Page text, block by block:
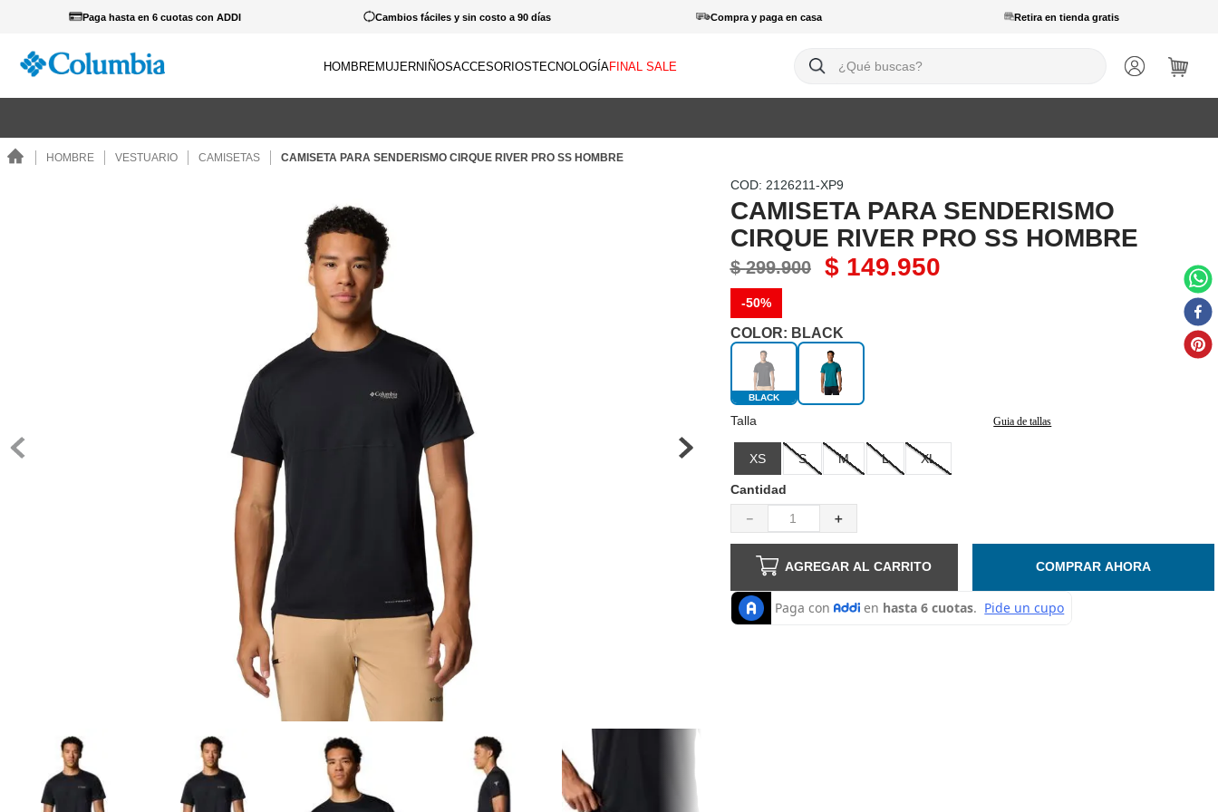
Paga hasta en 6 cuotas con ADDI Cambios fáciles y sin costo a 90 días Compra y paga en casa Retira en tienda gratis
HOMBREMUJERNIÑOSACCESORIOSTECNOLOGÍAFINAL SALE
¿Qué buscas?
HOMBRE VESTUARIO CAMISETAS CAMISETA PARA SENDERISMO CIRQUE RIVER PRO SS HOMBRE
: 2126211-XP9
CAMISETA PARA SENDERISMO
CIRQUE RIVER PRO SS HOMBRE
$ 299.900 $ 149.950
-50%
COLOR: BLACK
BLACK
Talla
L
M
S XL
XS
Guia de tallas
Cantidad
＋
－
AGREGAR AL CARRITO COMPRAR AHORA
TÉRMINOS MÁS BUSCADOS
2.
chaquetas
4.
5.
6.
7
8
senderismo
chaquetas hombre